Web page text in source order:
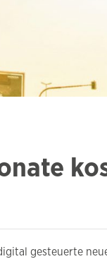
gesteuerte